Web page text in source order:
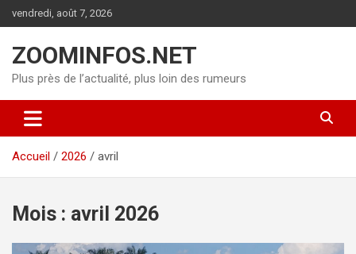
au
vendredi, août 7, 2026
ZOOMINFOS.NET
Plus près de l’actualité, plus loin des rumeurs
Accueil 2026 avril
Mois : avril 2026